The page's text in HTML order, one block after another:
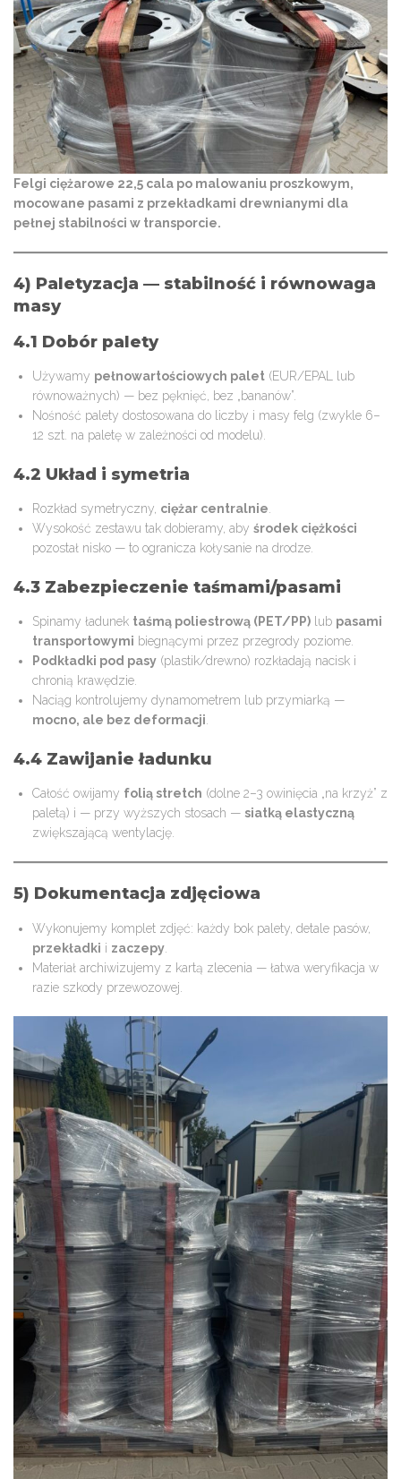
Felgi ciężarowe 22,5 cala po malowaniu proszkowym,
mocowane pasami z przekładkami drewnianymi dla
pełnej stabilności w transporcie.
4) Paletyzacja — stabilność i równowaga
masy
4.1 Dobór palety
Używamy pełnowartościowych palet (EUR/EPAL lub
równoważnych) — bez pęknięć, bez „bananów”.
Nośność palety dostosowana do liczby i masy felg (zwykle 6–
12 szt. na paletę w zależności od modelu).
4.2 Układ i symetria
Rozkład symetryczny, ciężar centralnie.
Wysokość zestawu tak dobieramy, aby środek ciężkości
pozostał nisko — to ogranicza kołysanie na drodze.
4.3 Zabezpieczenie taśmami/pasami
Spinamy ładunek taśmą poliestrową (PET/PP) lub pasami
transportowymi biegnącymi przez przegrody poziome.
Podkładki pod pasy (plastik/drewno) rozkładają nacisk i
chronią krawędzie.
Naciąg kontrolujemy dynamometrem lub przymiarką —
mocno, ale bez deformacji.
4.4 Zawijanie ładunku
Całość owijamy folią stretch (dolne 2–3 owinięcia „na krzyż” z
paletą) i — przy wyższych stosach — siatką elastyczną
zwiększającą wentylację.
5) Dokumentacja zdjęciowa
Wykonujemy komplet zdjęć: każdy bok palety, detale pasów,
przekładki i zaczepy.
Materiał archiwizujemy z kartą zlecenia — łatwa weryfikacja w
razie szkody przewozowej.